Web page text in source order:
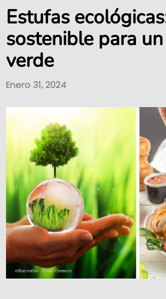
Estufas
sostenible para
verde
Enero 31, 2024